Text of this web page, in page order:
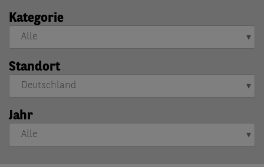
Kategorie
Standort
Jahr